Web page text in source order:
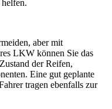
aber mit
LKW können Sie das
der Reifen,
Eine gut geplante
tragen ebenfalls zur